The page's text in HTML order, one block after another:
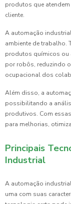
produtos que
cliente.
A automação
ambiente de trabalho.
produtos químicos ou
por robôs, reduzindo
ocupacional dos
Além disso, a
possibilitando a
produtivos. Com
para melhorias,
Principais
Industrial
A automação
uma com suas